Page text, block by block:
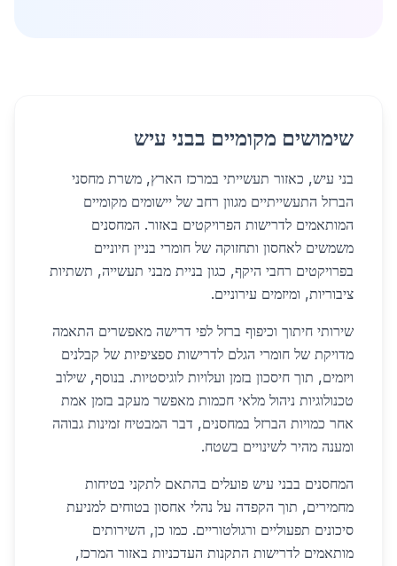
שימושים מקומיים בבני עיש
בני עיש, כאזור תעשייתי במרכז הארץ, משרת מחסני
הברזל התעשייתיים מגוון רחב של יישומים מקומיים
המותאמים לדרישות הפרויקטים באזור. המחסנים
משמשים לאחסון ותחזוקה של חומרי בניין חיוניים
בפרויקטים רחבי היקף, כגון בניית מבני תעשייה, תשתיות
ציבוריות, ומיזמים עירוניים.
שירותי חיתוך וכיפוף ברזל לפי דרישה מאפשרים התאמה
מדויקת של חומרי הגלם לדרישות ספציפיות של קבלנים
ויזמים, תוך חיסכון בזמן ועלויות לוגיסטיות. בנוסף, שילוב
טכנולוגיות ניהול מלאי חכמות מאפשר מעקב בזמן אמת
אחר כמויות הברזל במחסנים, דבר המבטיח זמינות גבוהה
ומענה מהיר לשינויים בשטח.
המחסנים בבני עיש פועלים בהתאם לתקני בטיחות
מחמירים, תוך הקפדה על נהלי אחסון בטוחים למניעת
סיכונים תפעוליים ורגולטוריים. כמו כן, השירותים
מותאמים לדרישות התקנות העדכניות באזור המרכז,